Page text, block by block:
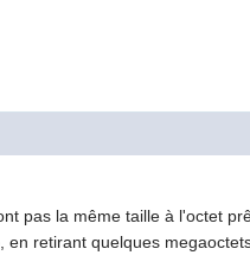
pas la même taille à l'octet
retirant quelques